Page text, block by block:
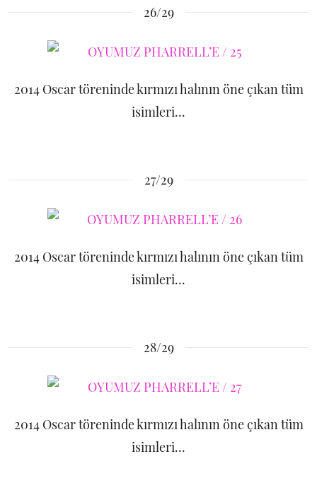
26/29
2014 Oscar töreninde kırmızı halının öne çıkan tüm
isimleri...
27/29
2014 Oscar töreninde kırmızı halının öne çıkan tüm
isimleri...
28/29
2014 Oscar töreninde kırmızı halının öne çıkan tüm
isimleri...